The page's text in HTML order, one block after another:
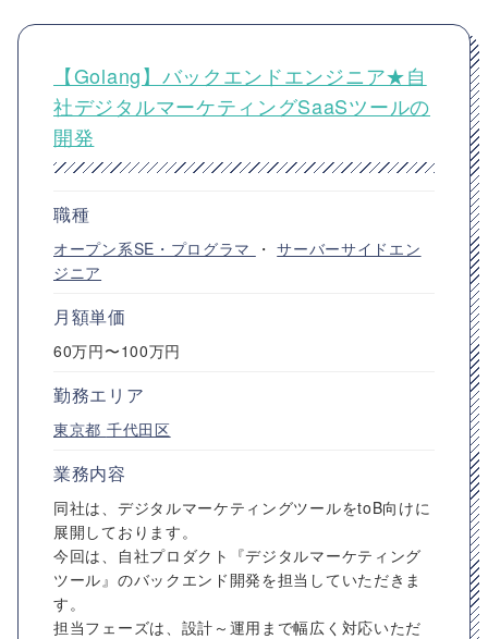
【Golang】バックエンドエンジニア★自
社デジタルマーケティングSaaSツールの
開発
職種
オープン系SE・プログラマ ・サーバーサイドエン
ジニア
月額単価
60万円〜100万円
勤務エリア
東京都 千代田区
業務内容
同社は、デジタルマーケティングツールをtoB向けに
展開しております。
今回は、自社プロダクト『デジタルマーケティング
ツール』のバックエンド開発を担当していただきま
す。
担当フェーズは、設計～運用まで幅広く対応いただ